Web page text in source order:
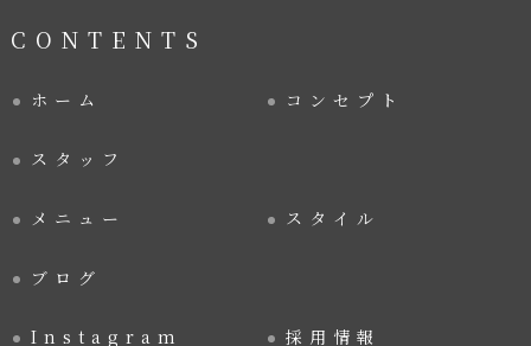
CONTENTS
ホーム コンセプト
スタッフ
メニュー スタイル
ブログ
Instagram 採用情報